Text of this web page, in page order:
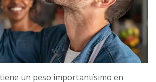
un peso importantísimo en